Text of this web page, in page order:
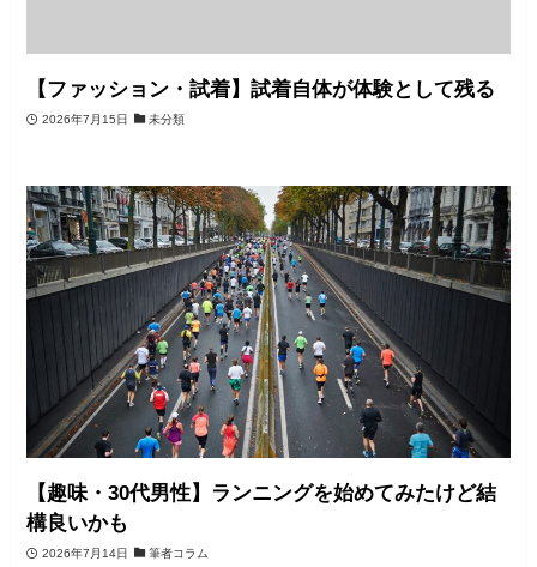
【ファッション・試着】試着自体が体験として残る
2026年7月15日 未分類
【趣味・30代男性】ランニングを始めてみたけど結
構良いかも
2026年7月14日 筆者コラム